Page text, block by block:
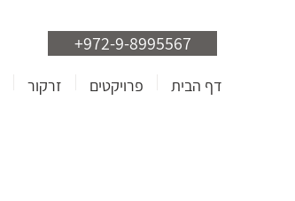
+972-9-8995567
דף הבית פרויקטים זרקור